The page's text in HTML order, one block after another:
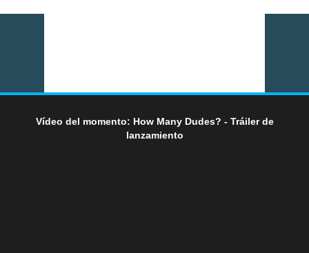
Vídeo del momento: How Many Dudes? - Tráiler de
lanzamiento